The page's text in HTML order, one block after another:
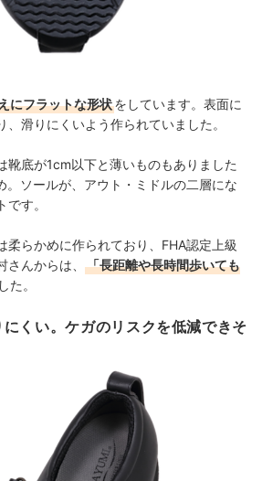
にフラットな形状をしています。表面に
、滑りにくいよう作られていました。
靴底が1cm以下と薄いものもありました
ソールが、アウト・ミドルの二層にな
す。
らかめに作られており、 FHA認定上級
んからは、
「長距離や長時間歩いても
た。
くい。ケガのリスクを低減できそ